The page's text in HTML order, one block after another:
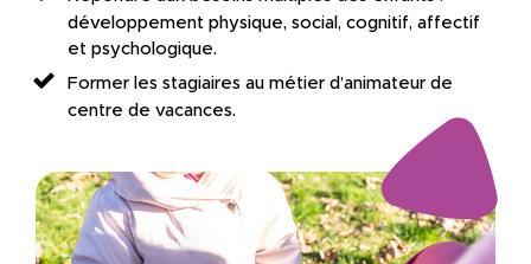
développement physique, social, cognitif, affectif
et psychologique.
Former les stagiaires au métier d’animateur de
centre de vacances.